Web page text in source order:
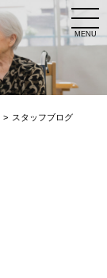
MENU
スタッフブログ